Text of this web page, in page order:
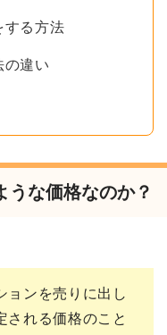
する方法
の違い
うな価格なのか？
ョンを売りに出し
される価格のこと